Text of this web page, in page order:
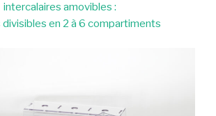
intercalaires amovibles :
en 2 à 6 compartiments